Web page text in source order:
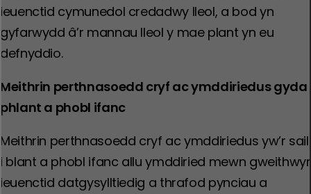
ieuenctid cymunedol credadwy lleol, a bod yn
gyfarwydd â’r mannau lleol y mae plant yn eu
defnyddio.
Meithrin perthnasoedd cryf ac ymddiriedus gyda
phlant a phobl ifanc
Meithrin perthnasoedd cryf ac ymddiriedus yw’r sail
i blant a phobl ifanc allu ymddiried mewn gweithwyr
ieuenctid datgysylltiedig a thrafod pynciau a